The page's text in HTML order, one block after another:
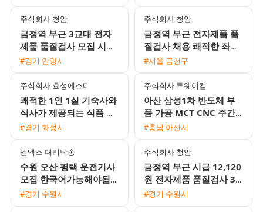
주식회사 청암
금정역 부근 3교대 전자
제품 품질검사 모집 시급
12,120원 및 주급 가능
#경기 안양시
주식회사 청암
금정역 부근 전자제품 품
질검사 채용 쾌적한 좌식
근무 및 주급 가능
#서울 금천구
주식회사 효성에스디
쾌적한 1인 1실 기숙사와
식사가 제공되는 식품 포
장지 생산 사원 모집
#경기 화성시
주식회사 투웨이컴
아산 삼성1차 반도체 부
품 가공 MCT CNC 주간
및 2교대 모집 무료 기숙
#충남 아산시
엠엑스 대리탁송
수원 오산 평택 운전기사
모집 한국어가능해야됩니
다
#경기 수원시
주식회사 청암
금정역 부근 시급 12,120
원 전자제품 품질검사 3
교대 사원 모집 쾌적한 좌
#경기 수원시